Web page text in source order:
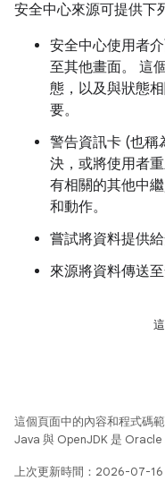
安全中心來源可提供下
安全中心使用者
至其他畫面。 這
態，以及與狀態
要。
警告資訊卡 (也稱
決，或將使用者
有相關的其他中
和動作。
嘗試將資料提供
來源將資料傳送
這個頁面中的內容和程式碼
Java 與 OpenJDK 是 Oracle
上次更新時間：2026-07-16